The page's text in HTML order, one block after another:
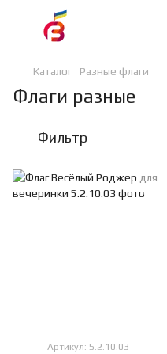
Каталог Разные флаги
Флаги разные
Фильтр
Артикул: 5.2.10.03